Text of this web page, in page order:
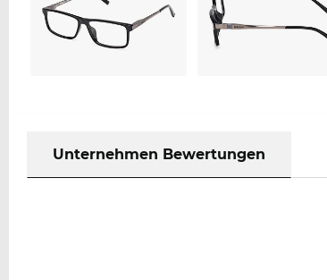
Unternehmen Bewertungen